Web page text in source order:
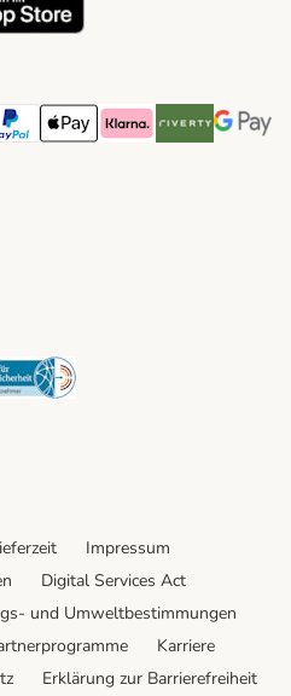
Payment Method
Payment Method
Payment Method
Apple Pay Payment Method
Klarna Payment Method
Riverty Payment
Google
Security
Impressum
Digital Services Act
und Umweltbestimmungen
Karriere
Erklärung zur Barrierefreiheit